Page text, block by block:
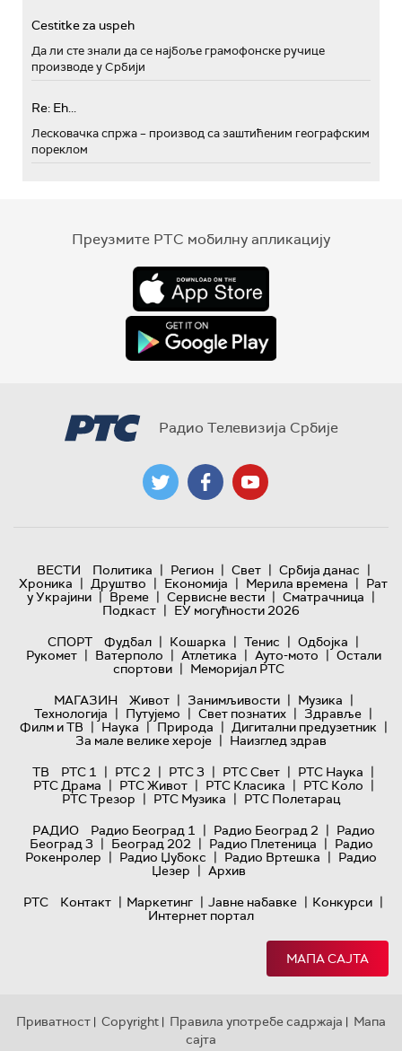
Cestitke za uspeh
Да ли сте знали да се најбоље грамофонске ручице
производе у Србији
Re: Eh...
Лесковачка спржа – производ са заштићеним географским
пореклом
Преузмите РТС мобилну апликацију
Радио Телевизија Србије
ВЕСТИ Политика | Регион | Свет | Србија данас |
Хроника | Друштво | Економија | Мерила времена | Рат
у Украјини | Време | Сервисне вести | Сматрачница |
Подкаст | ЕУ могућности 2026
СПОРТ
Фудбал | Кошарка | Тенис | Одбојка |
Рукомет | Ватерполо | Атлетика | Ауто-мото | Остали
спортови | Меморијал РТС
МАГАЗИН
Живот | Занимљивости | Музика |
Технологијa | Путујемо | Свет познатих | Здравље |
Филм и ТВ | Наука | Природа | Дигитални предузетник |
За мале велике хероје | Наизглед здрав
ТВ
РТС 1 | РТС 2 | РТС 3 | РТС Свет | РТС Наука |
РТС Драма | РТС Живот | РТС Класика | РТС Коло |
РТС Трезор | РТС Музика | РТС Полетарац
РАДИО
Радио Београд 1 | Радио Београд 2 | Радио
Београд 3 | Београд 202 | Радио Плетеница | Радио
Рокенролер | Радио Џубокс | Радио Вртешка | Радио
Џезер | Архив
РТС
Контакт | Маркетинг | Јавне набавке | Конкурси |
Интернет портал
МАПА САЈТА
Приватност | Copyright | Правила употребе садржаја | Мапа
сајта